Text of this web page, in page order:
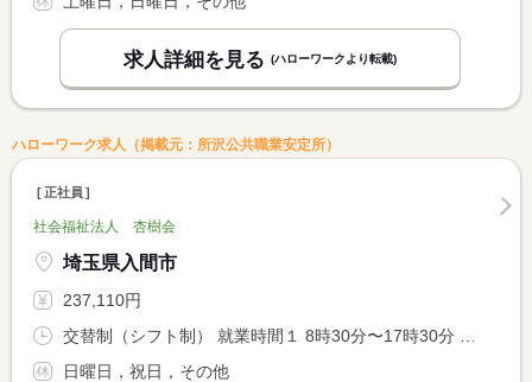
求人詳細を見る (ハローワークより転載)
ハローワーク求人（掲載元：所沢公共職業安定所）
正社員
社会福祉法人 杏樹会
埼玉県入間市
237,110円
日曜日，祝日，その他